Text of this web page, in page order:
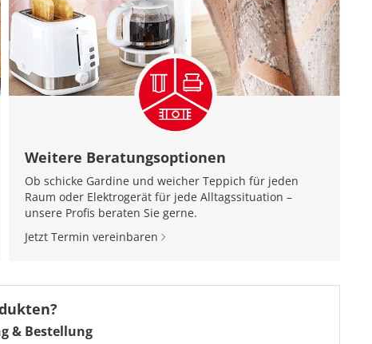
Weitere Beratungsoptionen
Ob schicke Gardine und weicher Teppich für jeden
Raum oder Elektrogerät für jede Alltagssituation –
unsere Profis beraten Sie gerne.
Jetzt Termin vereinbaren
& Bestellung